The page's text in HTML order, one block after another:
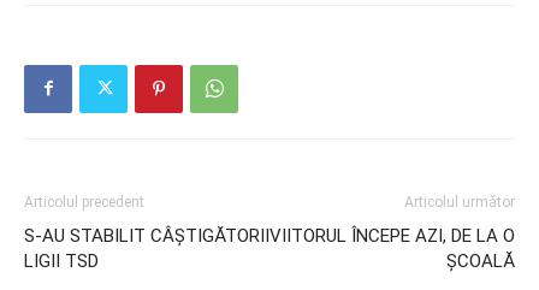
Articolul precedent
S-AU STABILIT CÂȘTIGĂTORII
LIGII TSD
Articolul următor
VIITORUL ÎNCEPE AZI, DE LA O
ȘCOALĂ